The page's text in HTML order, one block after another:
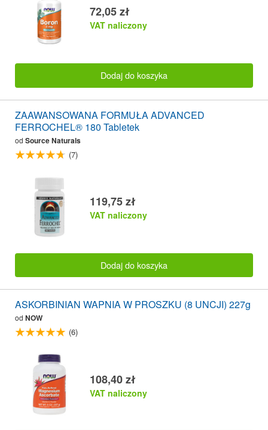
72,05 zł
VAT naliczony
Dodaj do koszyka
ZAAWANSOWANA FORMUŁA ADVANCED
FERROCHEL® 180 Tabletek
od Source Naturals
(7)
119,75 zł
VAT naliczony
Dodaj do koszyka
ASKORBINIAN WAPNIA W PROSZKU (8 UNCJI) 227g
od NOW
(6)
108,40 zł
VAT naliczony